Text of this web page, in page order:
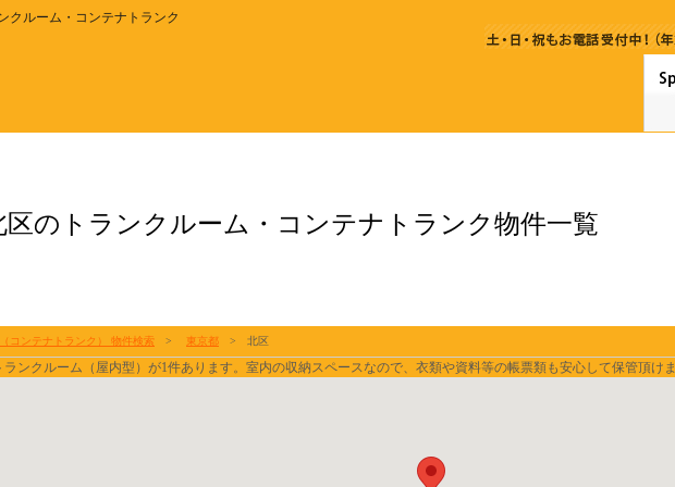
区のトランクルーム・コンテナトランク物件一覧
クルーム・コンテナトランク
コンテナトランク） 物件検索 > 東京都 > 北区
ンクルーム（屋内型）が1件あります。室内の収納スペースなので、衣類や資料等の帳票類も安心して保管頂け